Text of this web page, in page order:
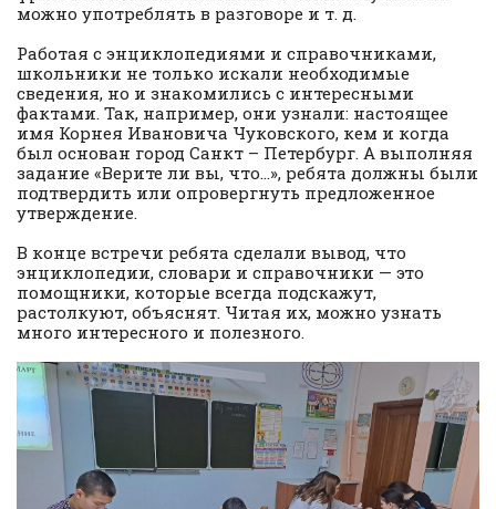
можно употреблять в разговоре и т. д.
Работая с энциклопедиями и справочниками,
школьники не только искали необходимые
сведения, но и знакомились с интересными
фактами. Так, например, они узнали: настоящее
имя Корнея Ивановича Чуковского, кем и когда
был основан город Санкт – Петербург. А выполняя
задание «Верите ли вы, что…», ребята должны были
подтвердить или опровергнуть предложенное
утверждение.
В конце встречи ребята сделали вывод, что
энциклопедии, словари и справочники — это
помощники, которые всегда подскажут,
растолкуют, объяснят. Читая их, можно узнать
много интересного и полезного.